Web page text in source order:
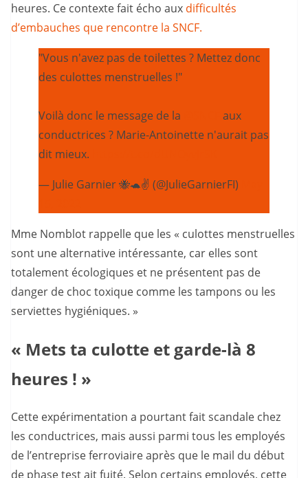
heures. Ce contexte fait écho aux difficultés
d’embauches que rencontre la SNCF.
"Vous n'avez pas de toilettes ? Mettez donc
des culottes menstruelles !"
Voilà donc le message de la
aux
conductrices ? Marie-Antoinette n'aurait pas
dit mieux.
— Julie Garnier 🐝🐢✌️ (@JulieGarnierFI)
Mme Nomblot rappelle que les « culottes menstruelles
sont une alternative intéressante, car elles sont
totalement écologiques et ne présentent pas de
danger de choc toxique comme les tampons ou les
serviettes hygiéniques. »
« Mets ta culotte et garde-là 8
heures ! »
Cette expérimentation a pourtant fait scandale chez
les conductrices, mais aussi parmi tous les employés
de l’entreprise ferroviaire après que le mail du début
de phase test ait fuité. Selon certains employés, cette